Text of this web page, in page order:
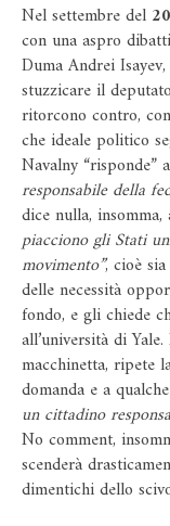
Nel settembre del
con una aspro
Duma Andrei
stuzzicare il
ritorcono contro,
che ideale politico
Navalny “risponde”
responsabile della
dice nulla,
piacciono gli Stati
movimento”, cioè
delle necessità
fondo, e gli chiede
all’università di
macchinetta, ripete
domanda e a
un cittadino
No comment,
scenderà
dimentichi dello